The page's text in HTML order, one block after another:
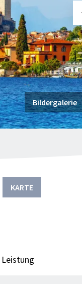
Bildergalerie
KARTE
Leistung